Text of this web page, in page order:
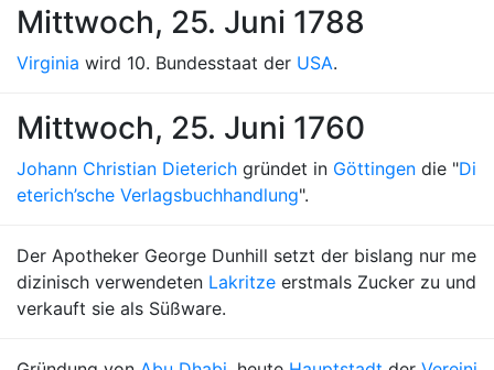
Mittwoch, 25. Juni 1788
Virginia wird 10. Bundesstaat der USA.
Mittwoch, 25. Juni 1760
Johann Christian Dieterich gründet in Göttingen die "Di
eterich’sche Verlagsbuchhandlung".
Der Apotheker George Dunhill setzt der bislang nur me
dizinisch verwendeten Lakritze erstmals Zucker zu und
verkauft sie als Süßware.